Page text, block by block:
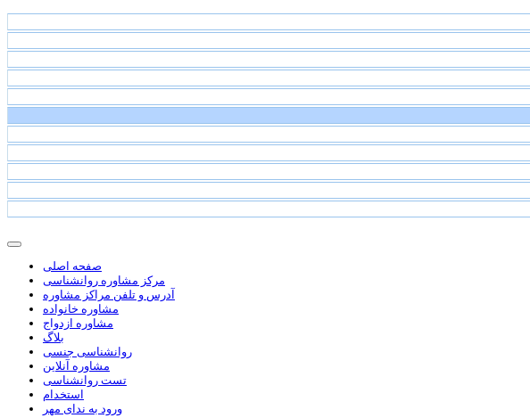
صفحه اصلی
مرکز مشاوره روانشناسی
آدرس و تلفن مراکز مشاوره
مشاوره خانواده
مشاوره ازدواج
بلاگ
روانشناسی جنسی
مشاوره آنلاین
تست روانشناسی
استخدام
ورود به ندای مهر